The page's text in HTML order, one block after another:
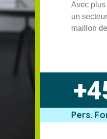
Avec
un
maillon
Pers.